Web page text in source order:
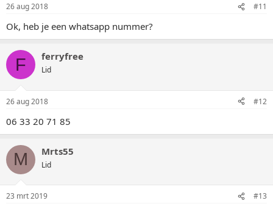
26 aug 2018 #11
Ok, heb je een whatsapp nummer?
F ferryfree
Lid
26 aug 2018 #12
06 33 20 71 85
M Mrts55
Lid
23 mrt 2019 #13